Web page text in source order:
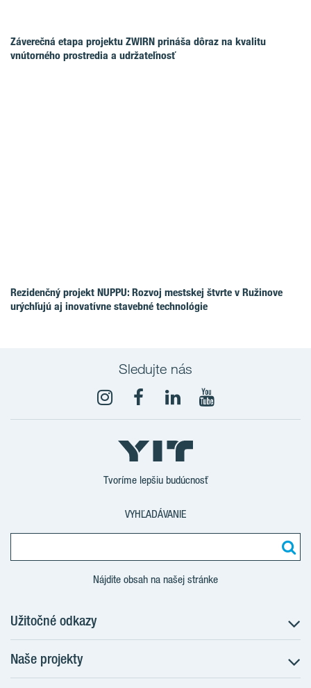
Záverečná etapa projektu ZWIRN prináša dôraz na kvalitu
vnútorného prostredia a udržateľnosť
Rezidenčný projekt NUPPU: Rozvoj mestskej štvrte v Ružinove
urýchľujú aj inovatívne stavebné technológie
Sledujte nás
YouTube
Tvoríme lepšiu budúcnosť
VYHĽADÁVANIE
Nájdite obsah na našej stránke
Užitočné odkazy
O nás
Prečo bývať s nami
Naše projekty